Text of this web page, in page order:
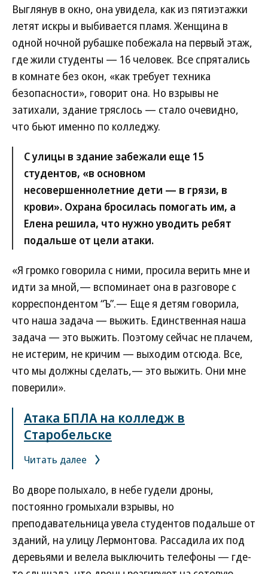
Выглянув в окно, она увидела, как из пятиэтажки
летят искры и выбивается пламя. Женщина в
одной ночной рубашке побежала на первый этаж,
где жили студенты — 16 человек. Все спрятались
в комнате без окон, «как требует техника
безопасности», говорит она. Но взрывы не
затихали, здание тряслось — стало очевидно,
что бьют именно по колледжу.
С улицы в здание забежали еще 15
студентов, «в основном
несовершеннолетние дети — в грязи, в
крови». Охрана бросилась помогать им, а
Елена решила, что нужно уводить ребят
подальше от цели атаки.
«Я громко говорила с ними, просила верить мне и
идти за мной,— вспоминает она в разговоре с
корреспондентом “Ъ”.— Еще я детям говорила,
что наша задача — выжить. Единственная наша
задача — это выжить. Поэтому сейчас не плачем,
не истерим, не кричим — выходим отсюда. Все,
что мы должны сделать,— это выжить. Они мне
поверили».
Атака БПЛА на колледж в
Старобельске
Читать далее
Во дворе полыхало, в небе гудели дроны,
постоянно громыхали взрывы, но
преподавательница увела студентов подальше от
зданий, на улицу Лермонтова. Рассадила их под
деревьями и велела выключить телефоны — где-